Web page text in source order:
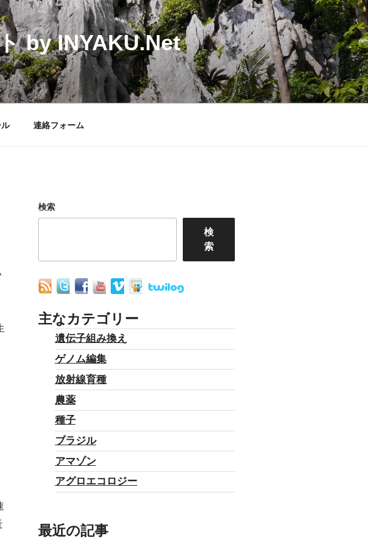
by INYAKU.Net
連絡フォーム
検索
検
索
主なカテゴリー
遺伝子組み換え
ゲノム編集
放射線育種
農薬
種子
ブラジル
アマゾン
アグロエコロジー
最近の記事